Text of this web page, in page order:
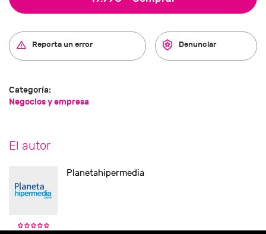
Reporta un error Denunciar
Categoría:
Negocios y empresa
El autor
Planetahipermedia